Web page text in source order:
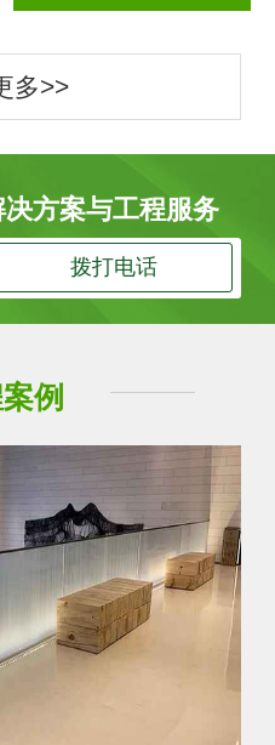
多>>
方案与工程服务
拨打电话
例